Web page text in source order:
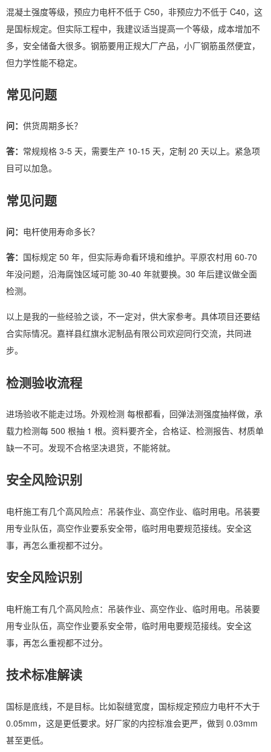
混凝土强度等级，预应力电杆不低于 C50，非预应力不低于 C40，这
是国标规定。但实际工程中，我建议适当提高一个等级，成本增加不
多，安全储备大很多。钢筋要用正规大厂产品，小厂钢筋虽然便宜，
但力学性能不稳定。
常见问题
问： 供货周期多长？
答： 常规规格 3-5 天，需要生产 10-15 天，定制 20 天以上。紧急项
目可以加急。
常见问题
问： 电杆使用寿命多长？
答： 国标规定 50 年，但实际寿命看环境和维护。平原农村用 60-70
年没问题，沿海腐蚀区域可能 30-40 年就要换。30 年后建议做全面
检测。
以上是我的一些经验之谈，不一定对，供大家参考。具体项目还要结
合实际情况。嘉祥县红旗水泥制品有限公司欢迎同行交流，共同进
步。
检测验收流程
进场验收不能走过场。外观检测 每根都看，回弹法测强度抽样做，承
载力检测每 500 根抽 1 根。资料要齐全，合格证、检测报告、材质单
缺一不可。发现不合格坚决退货，不能将就。
安全风险识别
电杆施工有几个高风险点：吊装作业、高空作业、临时用电。吊装要
用专业队伍，高空作业要系安全带，临时用电要规范接线。安全这
事，再怎么重视都不过分。
安全风险识别
电杆施工有几个高风险点：吊装作业、高空作业、临时用电。吊装要
用专业队伍，高空作业要系安全带，临时用电要规范接线。安全这
事，再怎么重视都不过分。
技术标准解读
国标是底线，不是目标。比如裂缝宽度，国标规定预应力电杆不大于
0.05mm，这是更低要求。好厂家的内控标准会更严，做到 0.03mm
甚至更低。